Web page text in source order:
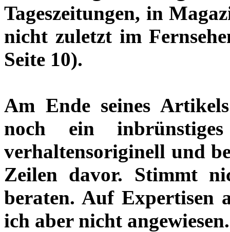
Tageszeitungen, in
nicht zuletzt im
Seite 10).
Am Ende seines
noch ein
verhaltensoriginell und
Zeilen davor. Stimmt
beraten. Auf Expertisen
ich aber nicht angewiesen.